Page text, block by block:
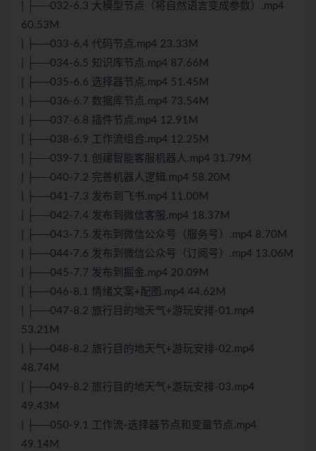
| ├──032-6.3 大模型节点（将自然语言变成参数）.mp4
60.53M
| ├──033-6.4 代码节点.mp4 23.33M
| ├──034-6.5 知识库节点.mp4 87.66M
| ├──035-6.6 选择器节点.mp4 51.45M
| ├──036-6.7 数据库节点.mp4 73.54M
| ├──037-6.8 插件节点.mp4 12.91M
| ├──038-6.9 工作流组合.mp4 12.25M
| ├──039-7.1 创建智能客服机器人.mp4 31.79M
| ├──040-7.2 完善机器人逻辑.mp4 58.20M
| ├──041-7.3 发布到飞书.mp4 11.00M
| ├──042-7.4 发布到微信客服.mp4 18.37M
| ├──043-7.5 发布到微信公众号（服务号）.mp4 8.70M
| ├──044-7.6 发布到微信公众号（订阅号）.mp4 13.06M
| ├──045-7.7 发布到掘金.mp4 20.09M
| ├──046-8.1 情绪文案+配图.mp4 44.62M
| ├──047-8.2 旅行目的地天气+游玩安排-01.mp4
53.21M
| ├──048-8.2 旅行目的地天气+游玩安排-02.mp4
48.74M
| ├──049-8.2 旅行目的地天气+游玩安排-03.mp4
49.43M
| ├──050-9.1 工作流-选择器节点和变量节点.mp4
49.14M